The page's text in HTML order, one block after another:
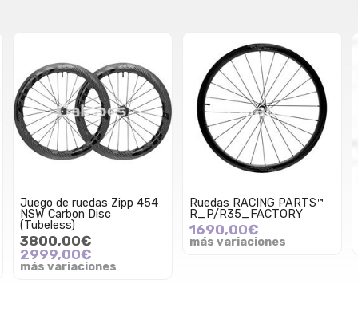
Ruedas RACING PARTS™
R_P/R35_FACTORY
1690,00€
más variaciones
Ruedas RACING PARTS™
R_P/R35_STRA
545,00€
más variaciones